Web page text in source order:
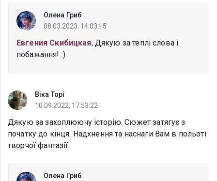
Олена Гриб
08.03.2023, 14:03:15
Евгения Скибицкая, Дякую за теплі слова і
побажання! :)
Вiка Торi
10.09.2022, 17:53:22
Дякую за захоплюючу історію. Сюжет затягує з
початку до кінця. Надхнення та наснаги Вам в польоті
творчої фантазії.
Олена Гриб